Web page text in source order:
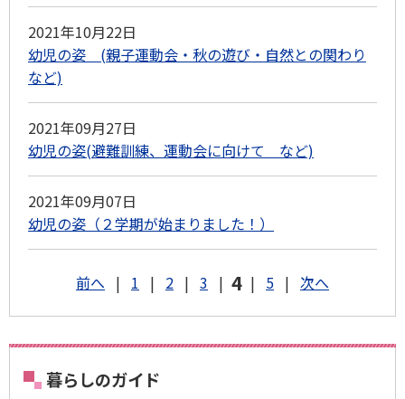
2021年10月22日
幼児の姿 (親子運動会・秋の遊び・自然との関わり
など)
2021年09月27日
幼児の姿(避難訓練、運動会に向けて など)
2021年09月07日
幼児の姿（２学期が始まりました！）
前へ | 1 | 2 | 3 | 4 | 5 | 次へ
暮らしのガイド